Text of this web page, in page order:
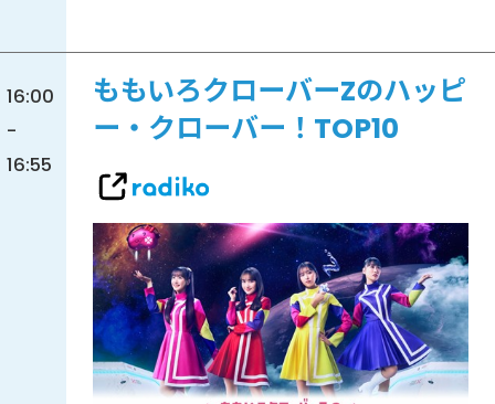
16:00
-
16:55
ももいろクローバーZのハッピ
ー・クローバー！TOP10